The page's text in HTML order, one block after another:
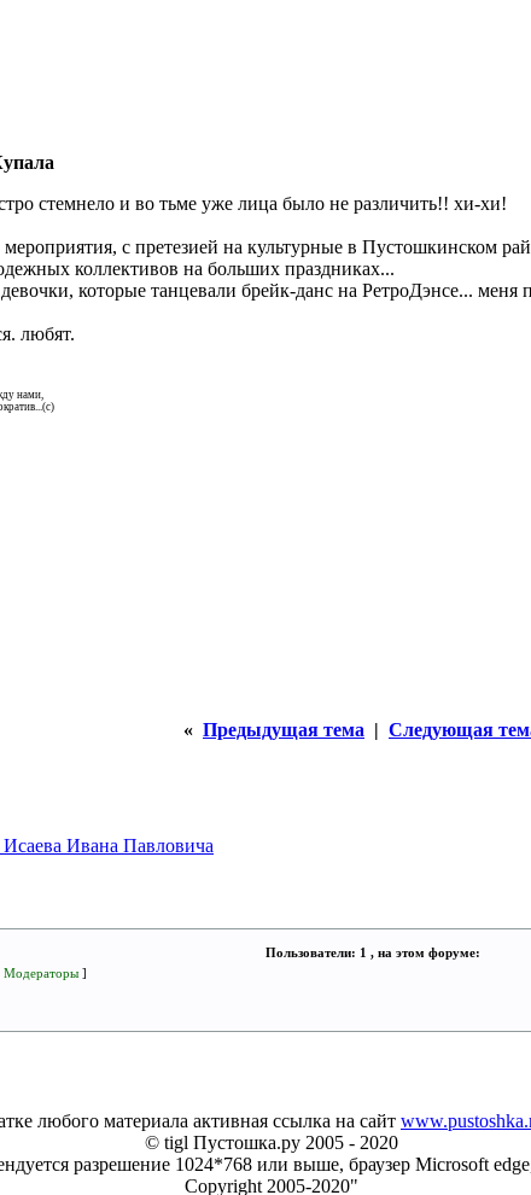
стемнело и во тьме уже лица было не различить!! хи-хи!
с претезией на культурные в Пустошкинском
коллективов на больших праздниках...
которые танцевали брейк-данс на РетроДэнсе... меня
любят.
нами,
« Предыдущая тема | Следующая
Ивана Павловича
Пользователи: 1 , на этом форуме:
Модераторы ]
любого материала активная ссылка на сайт
© tigl Пустошка.ру 2005 - 2020
разрешение 1024*768 или выше, браузер Microsoft
Copyright 2005-2020"